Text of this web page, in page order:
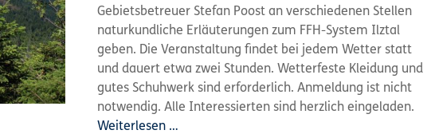
Gebietsbetreuer Stefan Poost an verschiedenen Stellen
naturkundliche Erläuterungen zum FFH-System Ilztal
geben. Die Veranstaltung findet bei jedem Wetter statt
und dauert etwa zwei Stunden. Wetterfeste Kleidung und
gutes Schuhwerk sind erforderlich. Anmeldung ist nicht
notwendig. Alle Interessierten sind herzlich eingeladen.
Weiterlesen …